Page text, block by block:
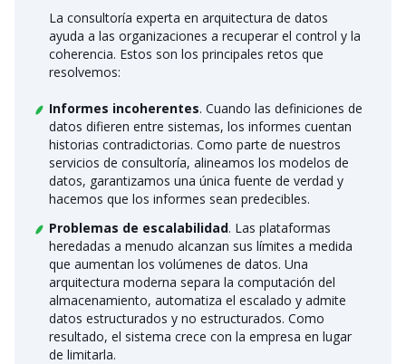
La consultoría experta en arquitectura de datos
ayuda a las organizaciones a recuperar el control y la
coherencia. Estos son los principales retos que
resolvemos:
Informes incoherentes. Cuando las definiciones de
datos difieren entre sistemas, los informes cuentan
historias contradictorias. Como parte de nuestros
servicios de consultoría, alineamos los modelos de
datos, garantizamos una única fuente de verdad y
hacemos que los informes sean predecibles.
Problemas de escalabilidad. Las plataformas
heredadas a menudo alcanzan sus límites a medida
que aumentan los volúmenes de datos. Una
arquitectura moderna separa la computación del
almacenamiento, automatiza el escalado y admite
datos estructurados y no estructurados. Como
resultado, el sistema crece con la empresa en lugar
de limitarla.